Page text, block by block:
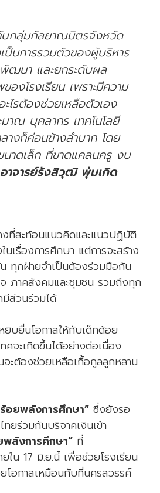
บกลุ่มกัลยาณมิตรจังหวัด
ป็นการรวมตัวของผู้บริหาร
พัฒนา และยกระดับผล
งโรงเรียน เพราะมีความ
ะไรต้องช่วยเหลือตัวเอง
าณ บุคลากร เทคโนโลยี
างก็ค่อนข้างลำบาก โดย
ขนาดเล็ก ที่ขาดแคลนครู งบ
าจารย์รังสิวุฒิ พุ่มเกิด
ที่สะท้อนแนวคิดและแนวปฏิบัติ
เรื่องการศึกษา แต่การจะสร้าง
ทุกฝ่ายจำเป็นต้องร่วมมือกัน
ภาคสังคมและชุมชน รวมถึงทุก
ส่วนร่วมได้
บยื่นโอกาสให้กับเด็กด้อย
ศจะเกิดขึ้นได้อย่างต่อเนื่อง
ะต้องช่วยเหลือเกื้อกูลลูกหลาน
อยพลังการศึกษา” ซึ่งยังรอ
ยร่วมกันบริจาคเงินเข้า
พลังการศึกษา” ที่
ยใน 17 มิ.ย.นี้ เพื่อช่วยโรงเรียน
โอกาสเหมือนกับที่นครสวรรค์